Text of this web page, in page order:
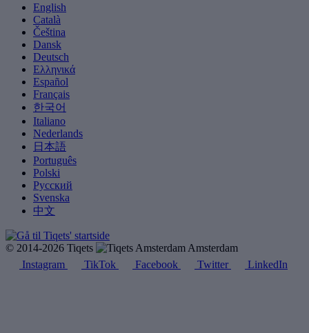
English
Català
Čeština
Dansk
Deutsch
Ελληνικά
Español
Français
한국어
Italiano
Nederlands
日本語
Português
Polski
Русский
Svenska
中文
© 2014-2026 Tiqets
Amsterdam
Instagram
TikTok Facebook Twitter LinkedIn